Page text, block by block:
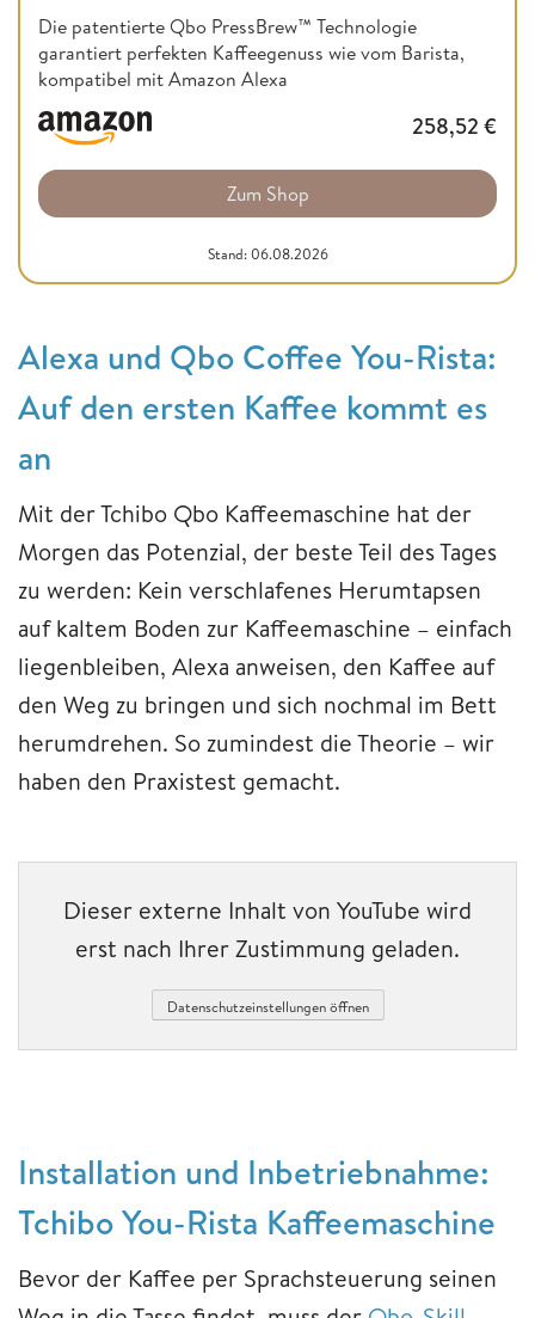
Die patentierte Qbo PressBrew™ Technologie
garantiert perfekten Kaffeegenuss wie vom Barista,
kompatibel mit Amazon Alexa
258,52 €
Zum Shop
Stand: 06.08.2026
Alexa und Qbo Coffee You-Rista:
Auf den ersten Kaffee kommt es
an
Mit der Tchibo Qbo Kaffeemaschine hat der
Morgen das Potenzial, der beste Teil des Tages
zu werden: Kein verschlafenes Herumtapsen
auf kaltem Boden zur Kaffeemaschine – einfach
liegenbleiben, Alexa anweisen, den Kaffee auf
den Weg zu bringen und sich nochmal im Bett
herumdrehen. So zumindest die Theorie – wir
haben den Praxistest gemacht.
Dieser externe Inhalt von YouTube wird
erst nach Ihrer Zustimmung geladen.
Datenschutzeinstellungen öffnen
Installation und Inbetriebnahme:
Tchibo You-Rista Kaffeemaschine
Bevor der Kaffee per Sprachsteuerung seinen